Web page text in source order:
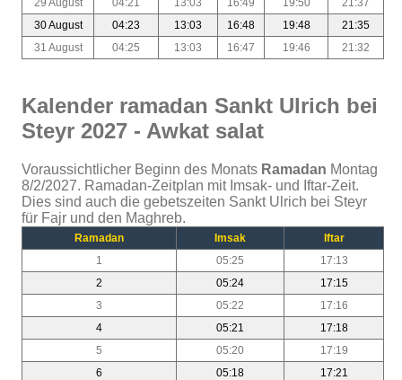
30 August
04:23 13:03 16:48 19:48
21:35
31 August
04:25 13:03 16:47 19:46 21:32
Kalender ramadan Sankt Ulrich bei
Steyr 2027 - Awkat salat
Voraussichtlicher Beginn des Monats Ramadan Montag
8/2/2027. Ramadan-Zeitplan mit Imsak- und Iftar-Zeit.
Dies sind auch die gebetszeiten Sankt Ulrich bei Steyr
für Fajr und den Maghreb.
Ramadan Imsak
Iftar
1
05:25
17:13
2
05:24
17:15
3
05:22
17:16
4
05:21
17:18
5
05:20
17:19
6
05:18
17:21